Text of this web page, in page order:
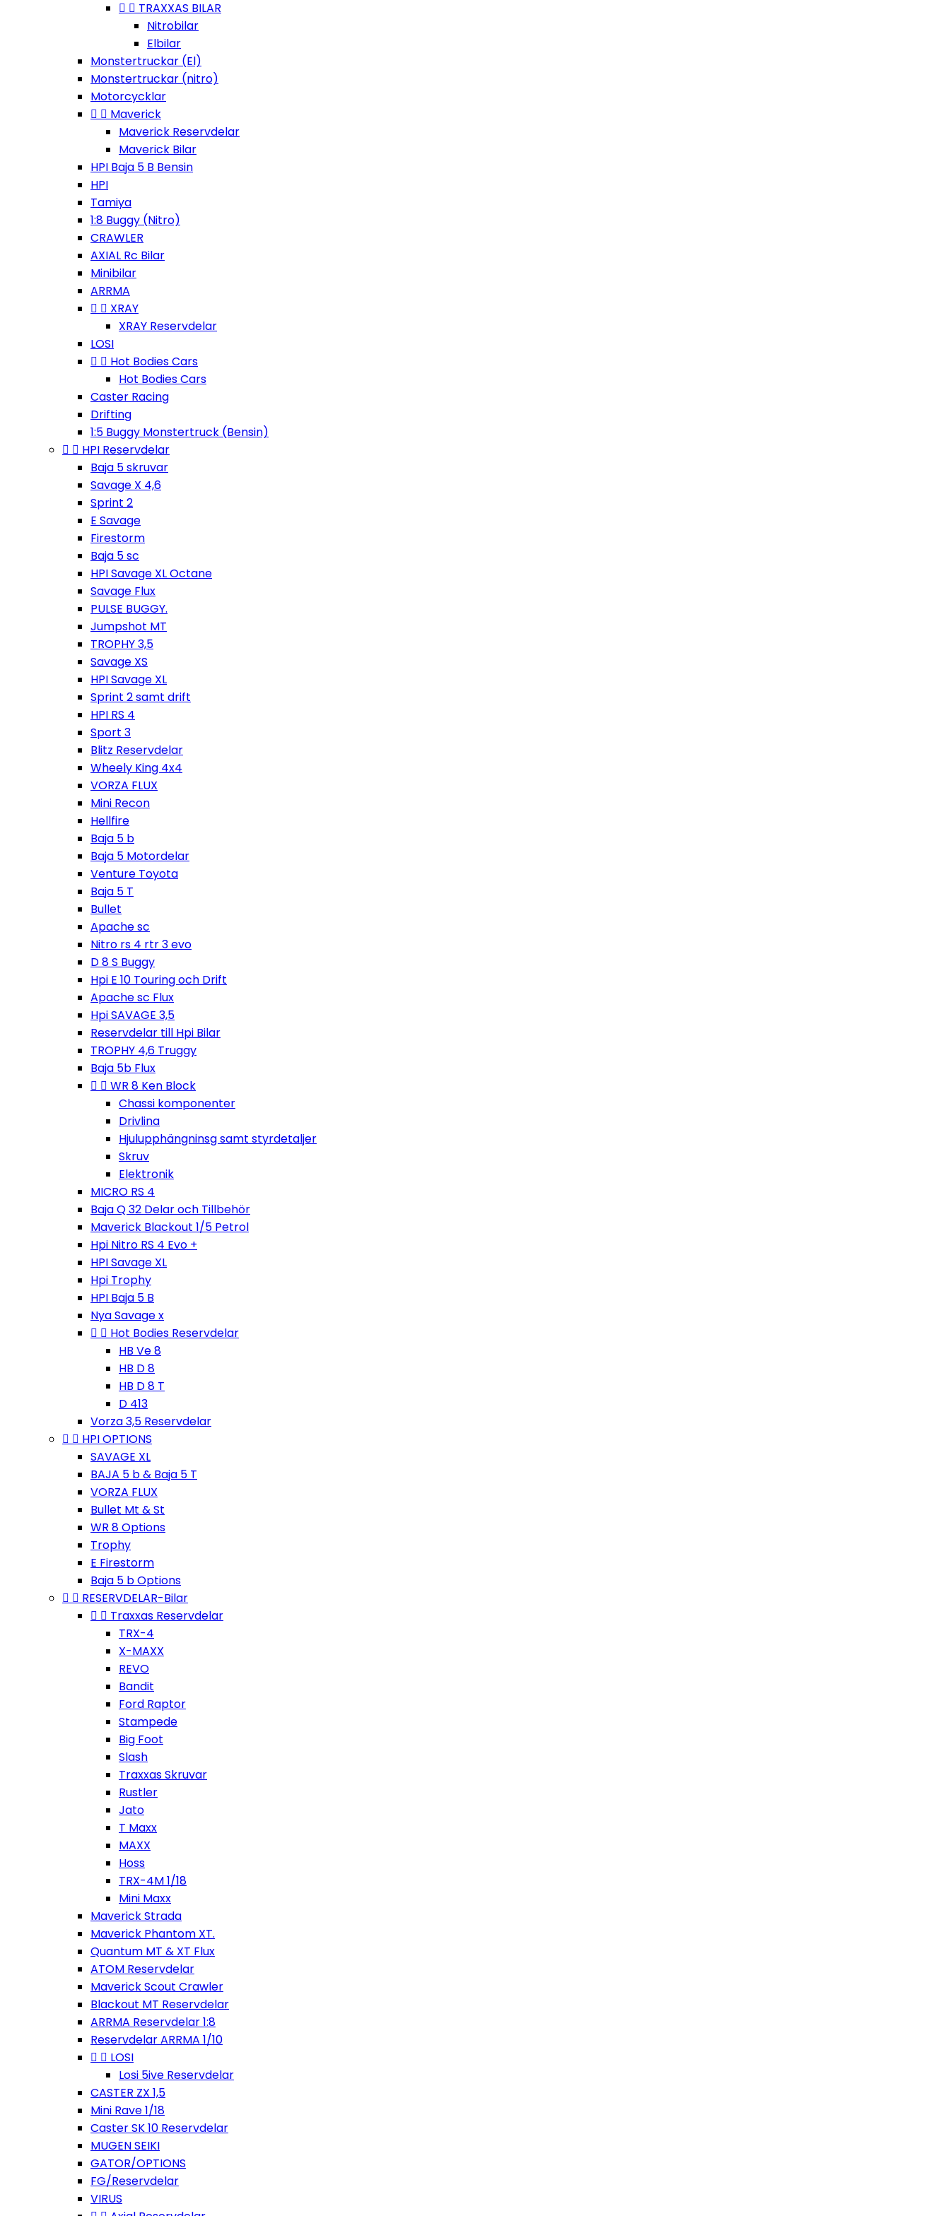
  TRAXXAS BILAR
Nitrobilar
Elbilar
Monstertruckar (El)
Monstertruckar (nitro)
Motorcycklar
  Maverick
Maverick Reservdelar
Maverick Bilar
HPI Baja 5 B Bensin
HPI
Tamiya
1:8 Buggy (Nitro)
CRAWLER
AXIAL Rc Bilar
Minibilar
ARRMA
  XRAY
XRAY Reservdelar
LOSI
  Hot Bodies Cars
Hot Bodies Cars
Caster Racing
Drifting
1:5 Buggy Monstertruck (Bensin)
  HPI Reservdelar
Baja 5 skruvar
Savage X 4,6
Sprint 2
E Savage
Firestorm
Baja 5 sc
HPI Savage XL Octane
Savage Flux
PULSE BUGGY.
Jumpshot MT
TROPHY 3,5
Savage XS
HPI Savage XL
Sprint 2 samt drift
HPI RS 4
Sport 3
Blitz Reservdelar
Wheely King 4x4
VORZA FLUX
Mini Recon
Hellfire
Baja 5 b
Baja 5 Motordelar
Venture Toyota
Baja 5 T
Bullet
Apache sc
Nitro rs 4 rtr 3 evo
D 8 S Buggy
Hpi E 10 Touring och Drift
Apache sc Flux
Hpi SAVAGE 3,5
Reservdelar till Hpi Bilar
TROPHY 4,6 Truggy
Baja 5b Flux
  WR 8 Ken Block
Chassi komponenter
Drivlina
Hjulupphängninsg samt styrdetaljer
Skruv
Elektronik
MICRO RS 4
Baja Q 32 Delar och Tillbehör
Maverick Blackout 1/5 Petrol
Hpi Nitro RS 4 Evo +
HPI Savage XL
Hpi Trophy
HPI Baja 5 B
Nya Savage x
  Hot Bodies Reservdelar
HB Ve 8
HB D 8
HB D 8 T
D 413
Vorza 3,5 Reservdelar
  HPI OPTIONS
SAVAGE XL
BAJA 5 b & Baja 5 T
VORZA FLUX
Bullet Mt & St
WR 8 Options
Trophy
E Firestorm
Baja 5 b Options
  RESERVDELAR-Bilar
  Traxxas Reservdelar
TRX-4
X-MAXX
REVO
Bandit
Ford Raptor
Stampede
Big Foot
Slash
Traxxas Skruvar
Rustler
Jato
T Maxx
MAXX
Hoss
TRX-4M 1/18
Mini Maxx
Maverick Strada
Maverick Phantom XT.
Quantum MT & XT Flux
ATOM Reservdelar
Maverick Scout Crawler
Blackout MT Reservdelar
ARRMA Reservdelar 1:8
Reservdelar ARRMA 1/10
  LOSI
Losi 5ive Reservdelar
CASTER ZX 1,5
Mini Rave 1/18
Caster SK 10 Reservdelar
MUGEN SEIKI
GATOR/OPTIONS
FG/Reservdelar
VIRUS